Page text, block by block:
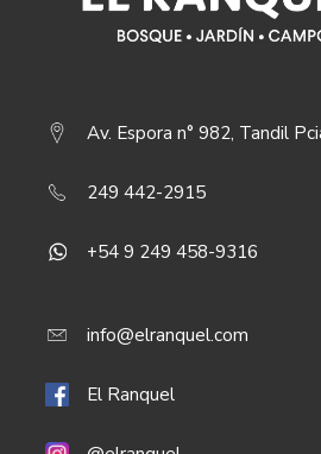
Av. Espora n° 982, Tandil
249 442-2915
+54 9 249 458-9316
info@elranquel.com
El Ranquel